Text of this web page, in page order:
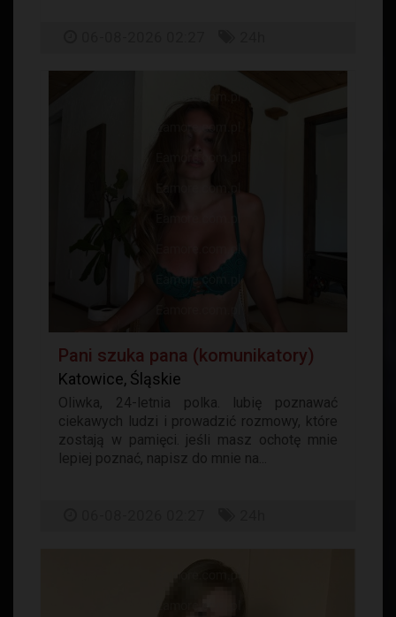
Pani szuka pana (komunikatory)
Katowice, Śląskie
Oliwka, 24-letnia polka. lubię poznawać
ciekawych ludzi i prowadzić rozmowy, które
zostają w pamięci. jeśli masz ochotę mnie
lepiej poznać, napisz do mnie na...